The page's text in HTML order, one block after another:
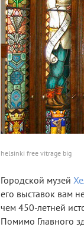
helsinki free vitrage big
Городской музей
его выставок вам
чем 450-летней
Помимо Главного